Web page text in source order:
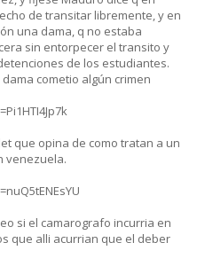
de transitar libremente, y en
una dama, q no estaba
sin entorpecer el transito y
de los estudiantes.
cometio algún crimen
que opina de como tratan a un
venezuela.
si el camarografo incurria en
que alli acurrian que el deber